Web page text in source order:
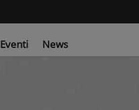
Eventi News